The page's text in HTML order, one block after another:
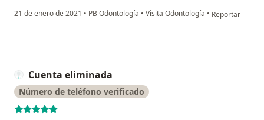
21 de enero de 2021 • PB Odontología • Visita Odontología • en opinión del
Reportar
Cuenta eliminada
Número de teléfono verificado